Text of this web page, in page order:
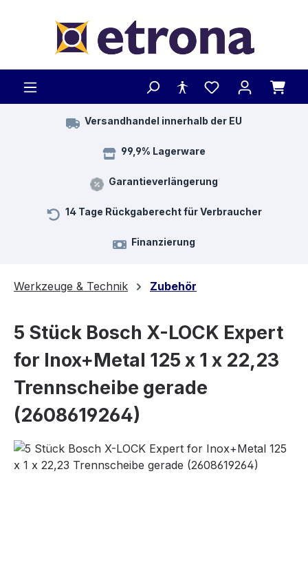
Versandhandel innerhalb der EU
99,9% Lagerware
Garantieverlängerung
14 Tage Rückgaberecht für Verbraucher
Finanzierung
Werkzeuge & Technik Zubehör
5 Stück Bosch X-LOCK Expert
for Inox+Metal 125 x 1 x 22,23
Trennscheibe gerade
(2608619264)
Bildergalerie überspringen